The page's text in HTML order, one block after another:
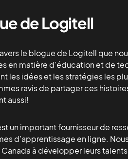
de Logitell
le blogue de Logitell que
en matière d’éducation et de
les idées et les stratégies les
ravis de partager ces
aussi!
un important fournisseur de
d’apprentissage en ligne.
Canada à développer leurs